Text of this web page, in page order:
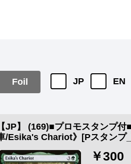
Foil JP EN
【JP】 (169)■プロモスタンプ
/Esika's Chariot》[Pスタンプ
￥300